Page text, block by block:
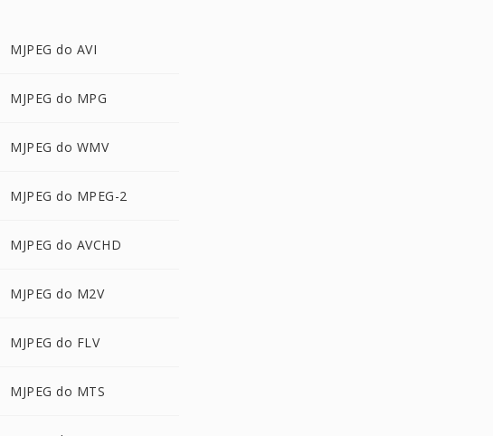
MJPEG do AVI
MJPEG do MPG
MJPEG do WMV
MJPEG do MPEG-2
MJPEG do AVCHD
MJPEG do M2V
MJPEG do FLV
MJPEG do MTS